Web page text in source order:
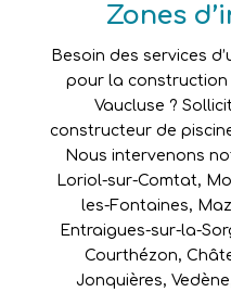
Zones
Besoin des services
pour la construction
Vaucluse ?
constructeur de
Nous intervenons
Loriol-sur-Comtat,
les-Fontaines,
Entraigues-sur-la-
Courthézon,
Jonquières,Vedène